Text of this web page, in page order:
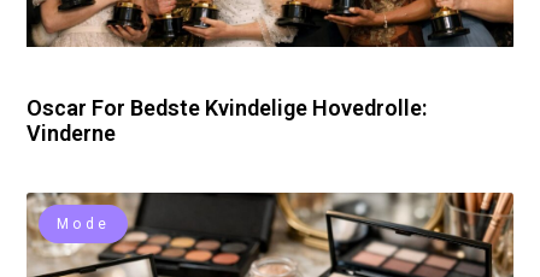
Oscar For Bedste Kvindelige Hovedrolle:
Vinderne
Mode